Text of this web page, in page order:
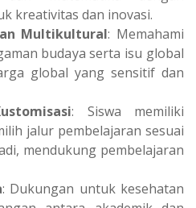
kreativitas dan inovasi.
Multikultural: Memahami
budaya serta isu global
global yang sensitif dan
: Siswa memiliki
jalur pembelajaran sesuai
mendukung pembelajaran
: Dukungan untuk kesehatan